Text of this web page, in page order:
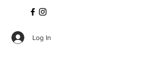
Log In